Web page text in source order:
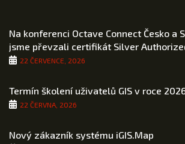
Na konferenci Octave Connect Česko a
jsme převzali certifikát Silver
22 ČERVENCE, 2026
Termín školení uživatelů GIS v roce
22 ČERVNA, 2026
Nový zákazník systému iGIS.Map